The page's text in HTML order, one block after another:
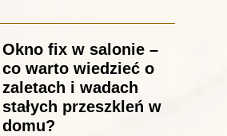
Okno fix w salonie –
co warto wiedzieć o
zaletach i wadach
stałych przeszkleń w
domu?